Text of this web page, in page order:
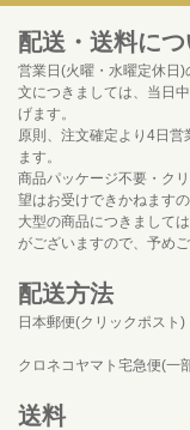
配送・送料につ
営業日(火曜・水曜定休日
文につきましては、当日
げます。
原則、注文確定より4日
ます。
商品パッケージ不要・ク
望はお受けできかねます
大型の商品につきまして
がございますので、予めご
配送方法
日本郵便(クリックポスト)
クロネコヤマト宅急便(一
送料